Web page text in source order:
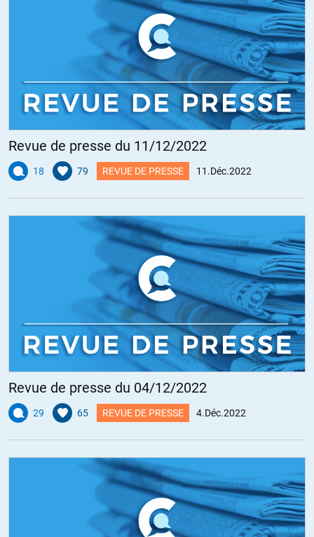
Revue de presse du 11/12/2022
18 79 REVUE DE PRESSE 11.Déc.2022
Revue de presse du 04/12/2022
29 65 REVUE DE PRESSE 4.Déc.2022